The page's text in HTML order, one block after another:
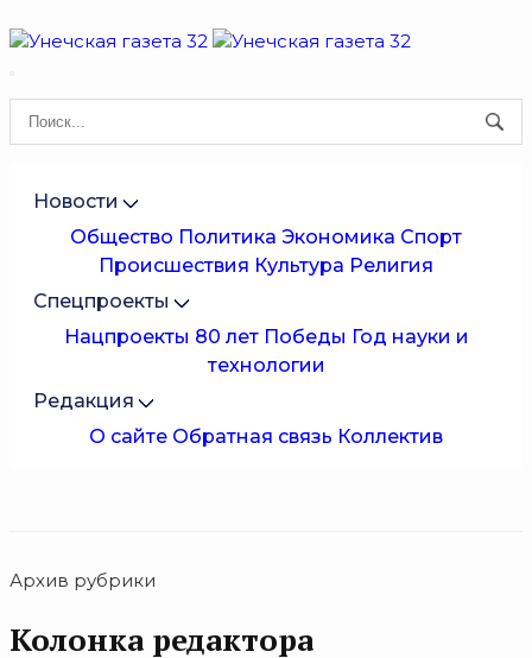
Новости
Общество Политика Экономика Спорт
Происшествия Культура Религия
Спецпроекты
Нацпроекты 80 лет Победы Год науки и
технологии
Редакция
О сайте Обратная связь Коллектив
Архив рубрики
Колонка редактора